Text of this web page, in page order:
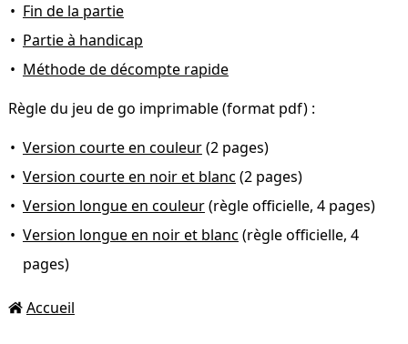
Fin de la partie
Partie à handicap
Méthode de décompte rapide
Règle du jeu de go imprimable (format pdf) :
Version courte en couleur(2 pages)
Version courte en noir et blanc (2 pages)
Version longue en couleur(règle officielle, 4 pages)
Version longue en noir et blanc (règle officielle, 4
pages)
Accueil